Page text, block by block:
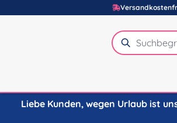
Hauptinhalt springen
Zur Suche springen
Zur Hauptnavigation springen
Liebe Kunden, wegen Urlaub ist